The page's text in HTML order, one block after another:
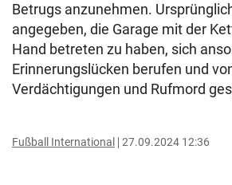
Betrugs anzunehmen.
angegeben, die Garage mit der
Hand betreten zu haben, sich
Erinnerungslücken berufen und
Verdächtigungen und Rufmord
Fußball International 27.09.2024 12:36